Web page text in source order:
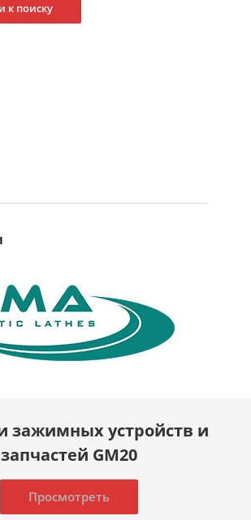
к поиску
зажимных устройств и
запчастей GM20
Просмотреть